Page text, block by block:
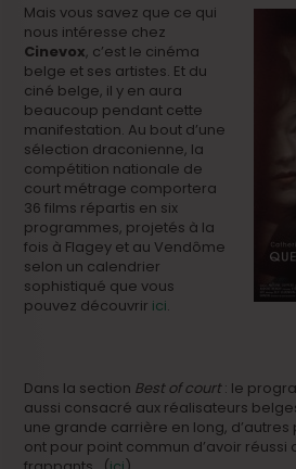
Mais vous savez que ce qui
nous intéresse chez
Cinevox, c’est le cinéma
belge et ses artistes. Et du
ciné belge, il y en aura
beaucoup pendant cette
manifestation. Au bout d’une
sélection draconienne, la
compétition nationale de
court métrage comportera
36 films répartis en six
programmes, projetés à la
fois à Flagey et au Vendôme
selon un calendrier
sophistiqué que vous
pouvez découvrir ici.
Dans la section Best of court: le
aussi consacré aux réalisateurs
une grande carrière en long,
ont pour point commun d’avoir réussi